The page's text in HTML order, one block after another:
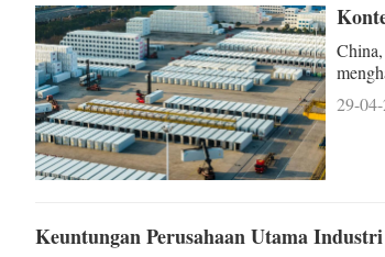
29-
Keuntungan Perusahaan Utama